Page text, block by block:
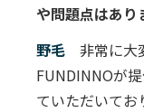
や問題点はあり
野毛
非常に大
FUNDINNOが
ていただいてお